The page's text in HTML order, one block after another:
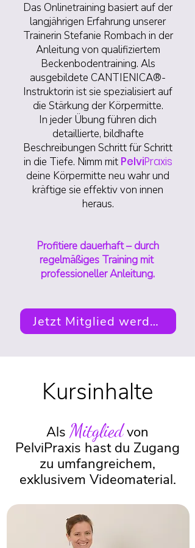
Das Onlinetraining basiert auf der
langjährigen Erfahrung unserer
Trainerin Stefanie Rombach in der
Anleitung von qualifiziertem
Beckenbodentraining. Als
ausgebildete CANTIENICA®-
Instruktorin ist sie spezialisiert auf
die Stärkung der Körpermitte.
In jeder Übung führen dich
detaillierte, bildhafte
Beschreibungen Schritt für Schritt
in die Tiefe. Nimm mit PelviPraxis
deine Körpermitte neu wahr und
kräftige sie effektiv von innen
heraus.
Profitiere dauerhaft – durch
regelmäßiges Training mit
professioneller Anleitung.
Jetzt Mitglied werden
Kursinhalte
Als Mitgliedvon
PelviPraxis hast du Zugang
zu umfangreichem,
exklusivem Videomaterial.